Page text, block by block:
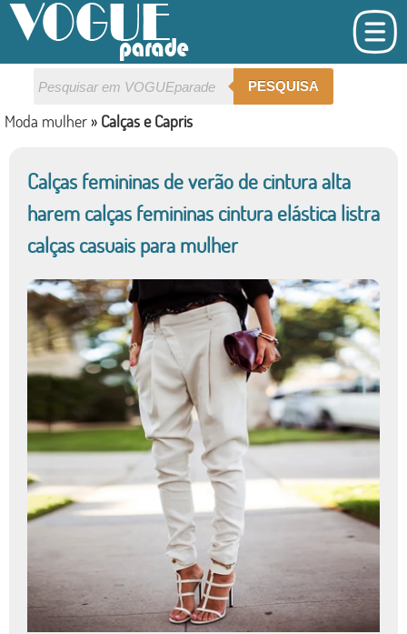
PESQUISA
Moda mulher » Calças e Capris
Calças femininas de verão de cintura alta
harem calças femininas cintura elástica listra
calças casuais para mulher